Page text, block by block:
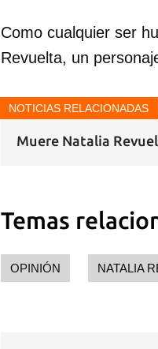
Como cualquier ser
Revuelta, un
NOTICIAS RELACIONADAS
Muere Natalia
Temas
OPINIÓN NATALIA